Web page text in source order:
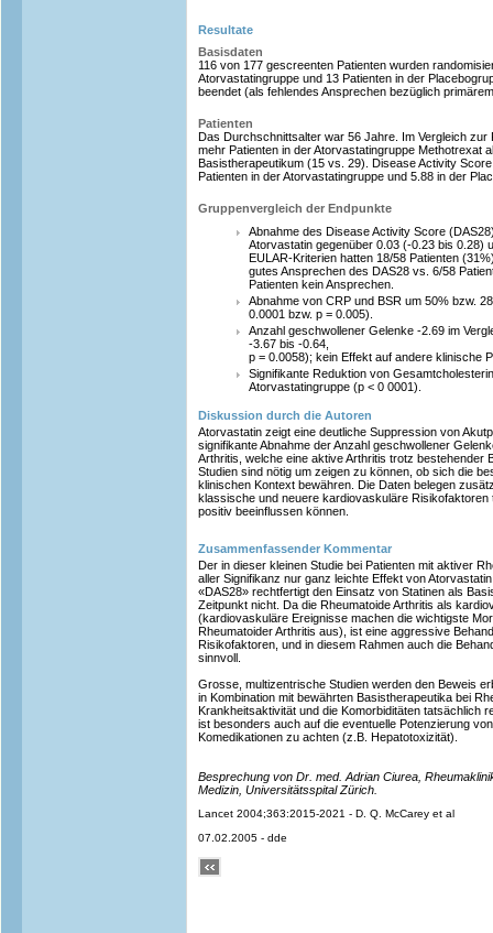
Resultate
Basisdaten
116 von 177 gescreenten Patienten wurden
Atorvastatingruppe und 13 Patienten in der
beendet (als fehlendes Ansprechen bezüglich
Patienten
Das Durchschnittsalter war 56 Jahre. Im Vergleich zur
mehr Patienten in der Atorvastatingruppe Methotrexat
Basistherapeutikum (15 vs. 29). Disease Activity
Patienten in der Atorvastatingruppe und 5.88 in der
Gruppenvergleich der Endpunkte
Abnahme des Disease Activity Score
Atorvastatin gegenüber 0.03 (-0.23 bis 0.28)
EULAR-Kriterien hatten 18/58 Patienten
gutes Ansprechen des DAS28 vs. 6/58
Patienten kein Ansprechen.
Abnahme von CRP und BSR um 50% bzw.
0.0001 bzw. p = 0.005).
Anzahl geschwollener Gelenke -2.69 im
-3.67 bis -0.64,
p = 0.0058); kein Effekt auf andere klinische
Signifikante Reduktion von
Atorvastatingruppe (p < 0 0001).
Diskussion durch die Autoren
Atorvastatin zeigt eine deutliche Suppression von
signifikante Abnahme der Anzahl geschwollener
Arthritis, welche eine aktive Arthritis trotz bestehender
Studien sind nötig um zeigen zu können, ob sich die
klinischen Kontext bewähren. Die Daten belegen
klassische und neuere kardiovaskuläre
positiv beeinflussen können.
Zusammenfassender Kommentar
Der in dieser kleinen Studie bei Patienten mit aktiver
aller Signifikanz nur ganz leichte Effekt von
«DAS28» rechtfertigt den Einsatz von Statinen als
Zeitpunkt nicht. Da die Rheumatoide Arthritis als
(kardiovaskuläre Ereignisse machen die wichtigste
Rheumatoider Arthritis aus), ist eine aggressive
Risikofaktoren, und in diesem Rahmen auch die
sinnvoll.
Grosse, multizentrische Studien werden den Beweis
in Kombination mit bewährten Basistherapeutika bei
Krankheitsaktivität und die Komorbiditäten tatsächlich
ist besonders auch auf die eventuelle Potenzierung
Komedikationen zu achten (z.B. Hepatotoxizität).
Besprechung von Dr. med. Adrian Ciurea,
Medizin, Universitätsspital Zürich.
Lancet 2004;363:2015-2021 - D. Q. McCarey et al
07.02.2005 - dde